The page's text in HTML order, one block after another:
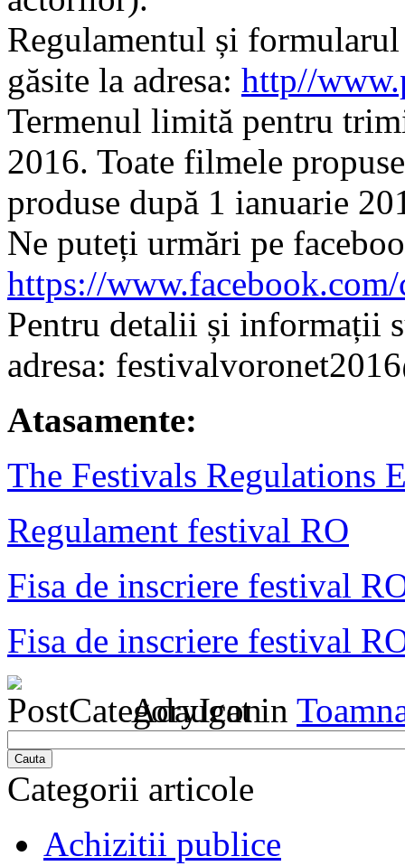
Regulamentul și
găsite la adresa: http//
Termenul limită pentru
2016. Toate filmele
produse după 1 ianuarie
Ne puteți urmări pe
https://
Pentru detalii și informații
adresa:
Atasamente:
The Festivals Regulations
Regulament festival RO
Fisa de inscriere festival
Fisa de inscriere festival
Adaugat in
Cauta
Categorii articole
Achizitii publice